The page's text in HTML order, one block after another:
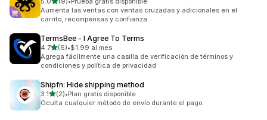
9 reseñas en total
Aumenta las ventas con ventas cruzadas y adicionales en el
carrito, recompensas y confianza
TermsBee ‑ I Agree To Terms
4.7de 5 estrellas
(6)
6 reseñas en total
•$1.99 al mes
Agrega fácilmente una casilla de verificación de términos y
condiciones y política de privacidad
Shipfn: Hide shipping method
3.1de 5 estrellas
(2)
2 reseñas en total
•Plan gratis disponible
Oculta cualquier método de envío durante el pago.